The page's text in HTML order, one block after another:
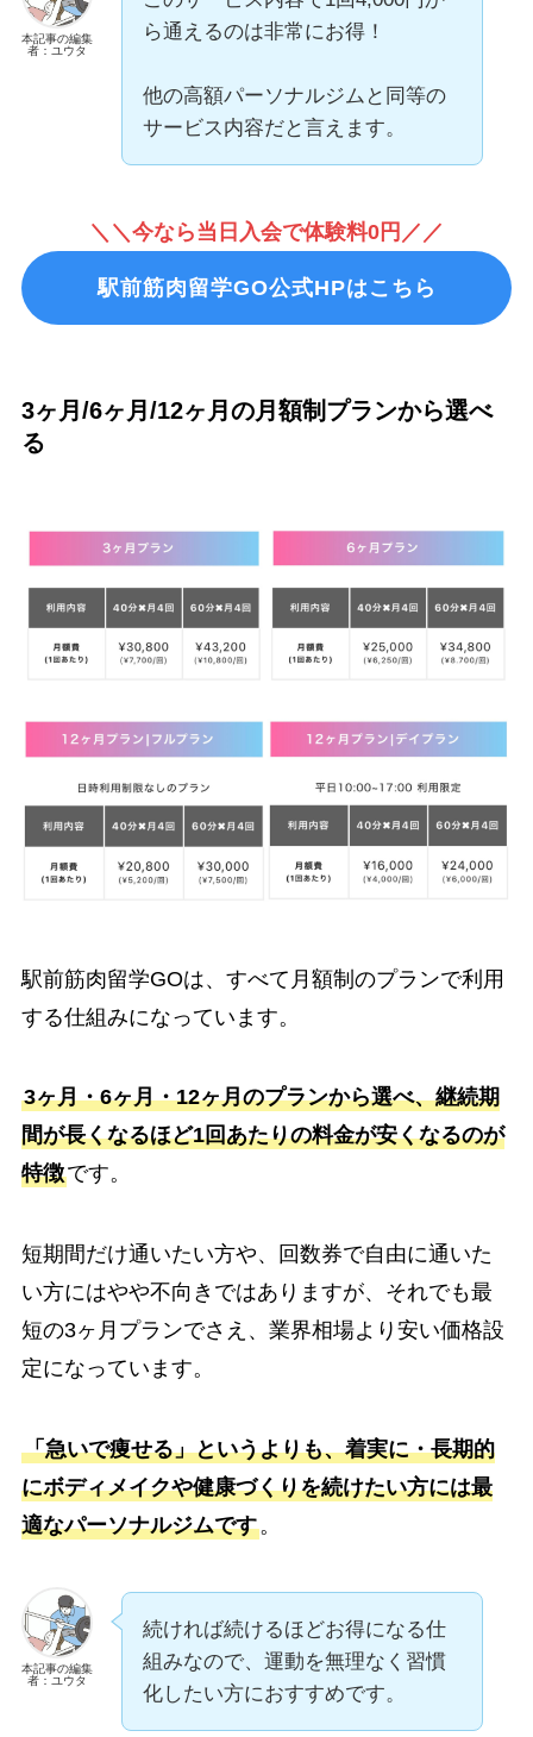
本記事の編集
者：ユウタ
ら通えるのは非常にお得！
他の高額パーソナルジムと同等の
サービス内容だと言えます。
＼＼今なら当日入会で体験料0円／／
駅前筋肉留学GO公式HPはこちら
3ヶ月/6ヶ月/12ヶ月の月額制プランから選べ
る
駅前筋肉留学GOは、すべて月額制のプランで利用
する仕組みになっています。
3ヶ月・6ヶ月・12ヶ月のプランから選べ、継続期
間が長くなるほど1回あたりの料金が安くなるのが
特徴です。
短期間だけ通いたい方や、回数券で自由に通いた
い方にはやや不向きではありますが、それでも最
短の3ヶ月プランでさえ、業界相場より安い価格設
定になっています。
「急いで痩せる」というよりも、着実に・長期的
にボディメイクや健康づくりを続けたい方には最
適なパーソナルジムです。
本記事の編集
者：ユウタ
続ければ続けるほどお得になる仕
組みなので、運動を無理なく習慣
化したい方におすすめです。